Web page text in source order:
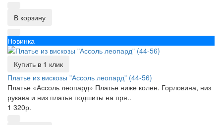
В корзину
Новинка
Купить в 1 клик
Платье из вискозы "Ассоль леопард" (44-56)
Платье «Ассоль леопард» Платье ниже колен. Горловина, низ
рукава и низ платья подшиты на пря..
1 320р.